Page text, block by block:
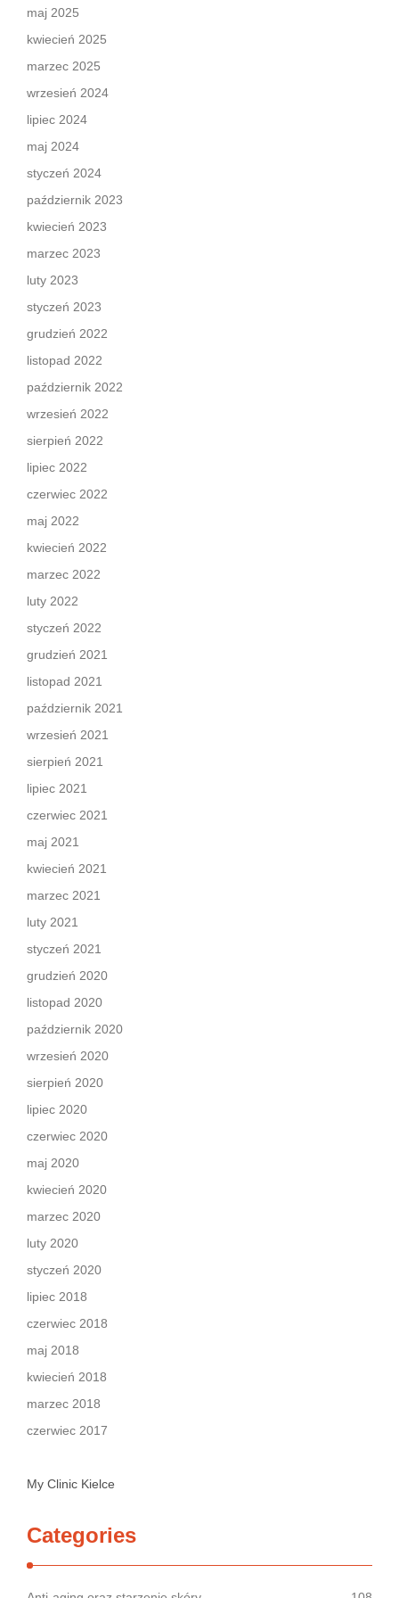
maj 2025
kwiecień 2025
marzec 2025
wrzesień 2024
lipiec 2024
maj 2024
styczeń 2024
październik 2023
kwiecień 2023
marzec 2023
luty 2023
styczeń 2023
grudzień 2022
listopad 2022
październik 2022
wrzesień 2022
sierpień 2022
lipiec 2022
czerwiec 2022
maj 2022
kwiecień 2022
marzec 2022
luty 2022
styczeń 2022
grudzień 2021
listopad 2021
październik 2021
wrzesień 2021
sierpień 2021
lipiec 2021
czerwiec 2021
maj 2021
kwiecień 2021
marzec 2021
luty 2021
styczeń 2021
grudzień 2020
listopad 2020
październik 2020
wrzesień 2020
sierpień 2020
lipiec 2020
czerwiec 2020
maj 2020
kwiecień 2020
marzec 2020
luty 2020
styczeń 2020
lipiec 2018
czerwiec 2018
maj 2018
kwiecień 2018
marzec 2018
czerwiec 2017
My Clinic Kielce
Categories